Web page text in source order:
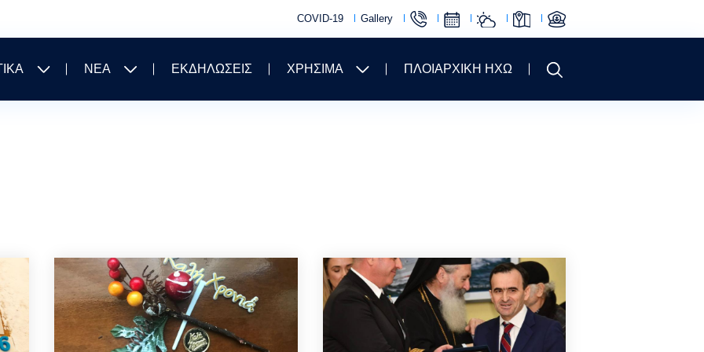
COVID-19 Gallery
ΝΕΑ ΕΚΔΗΛΩΣΕΙΣ ΧΡΗΣΙΜΑ ΠΛΟΙΑΡΧΙΚΗ ΗΧΩ